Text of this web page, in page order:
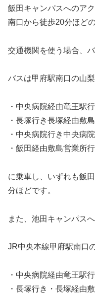
飯田キャンパスへのア
南口から徒歩20分ほど
交通機関を使う場合、バ
バスは甲府駅南口の山
・中央病院経由竜王駅
・長塚行き長塚経由敷
・中央病院行き中央病
・飯田経由敷島営業所
に乗車し、いずれも飯
分ほどです。
また、池田キャンパスへ
JR中央本線甲府駅南口
・中央病院経由竜王駅
・長塚行き・長塚経由